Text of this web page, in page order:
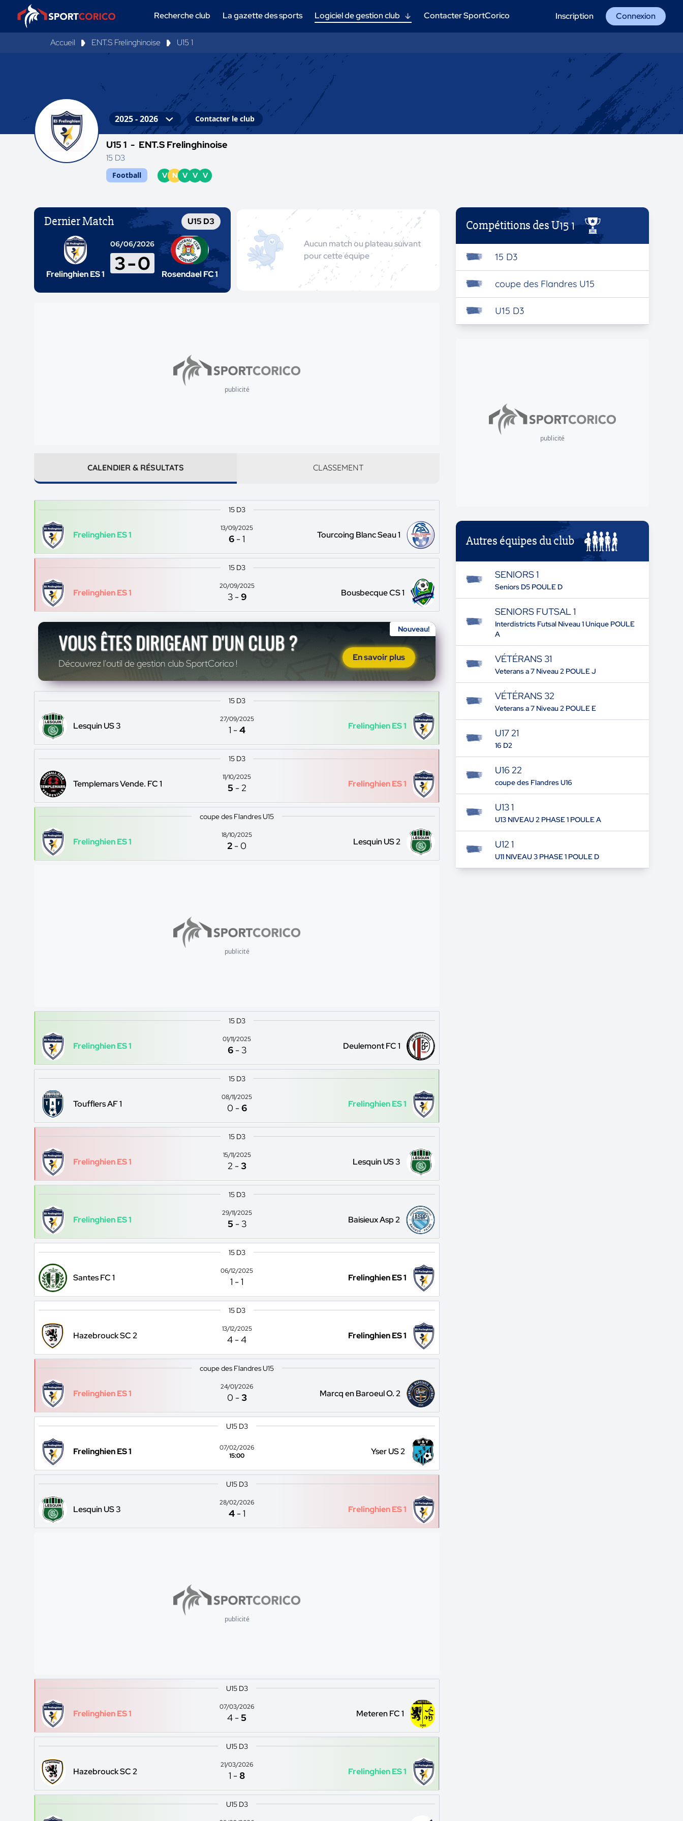
Recherche club La gazette des sports Logiciel de gestion club Contacter SportCorico Inscription Connexion
Accueil ENT.S Frelinghinoise U15 1
Contacter le club
U15 1 - ENT.S Frelinghinoise
15 D3
Football V N V V V
Dernier Match U15 D3
Frelinghien ES 1
06/06/2026
3-0 Rosendael FC 1
Aucun match ou plateau suivant
pour cette équipe
publicité
CALENDIER & RÉSULTATS CLASSEMENT
15 D3
Frelinghien ES 1
13/09/2025
6 -1 Tourcoing Blanc Seau 1
15 D3
Frelinghien ES 1
20/09/2025
3 -9 Bousbecque CS 1
Nouveau!
VOUS ÊTES DIRIGEANT D'UN CLUB ?
Découvrez l'outil de gestion club SportCorico !
En savoir plus
15 D3
Lesquin US 3
27/09/2025
1 -4 Frelinghien ES 1
15 D3
Templemars Vende. FC 1
11/10/2025
5 -2 Frelinghien ES 1
coupe des Flandres U15
Frelinghien ES 1
18/10/2025
2 -0 Lesquin US 2
publicité
15 D3
Frelinghien ES 1
01/11/2025
6 - 3 Deulemont FC 1
15 D3
Toufflers AF 1
08/11/2025
0 -6 Frelinghien ES 1
15 D3
Frelinghien ES 1
15/11/2025
2 -3 Lesquin US 3
15 D3
Frelinghien ES 1
29/11/2025
5 - 3 Baisieux Asp 2
15 D3
Santes FC 1
06/12/2025
1 -1 Frelinghien ES 1
15 D3
Hazebrouck SC 2
13/12/2025
4 -4 Frelinghien ES 1
coupe des Flandres U15
Frelinghien ES 1
24/01/2026
0 -3 Marcq en Baroeul O. 2
U15 D3
Frelinghien ES 1
07/02/2026
15:00
Yser US 2
U15 D3
Lesquin US 3
28/02/2026
4 -1 Frelinghien ES 1
publicité
U15 D3
Frelinghien ES 1
07/03/2026
4 -5 Meteren FC 1
U15 D3
Hazebrouck SC 2
21/03/2026
1 -8 Frelinghien ES 1
U15 D3
Compétitions des U15 1
15 D3
coupe des Flandres U15
U15 D3
publicité
Autres équipes du club
SENIORS 1
Seniors D5 POULE D
SENIORS FUTSAL 1
Interdistricts Futsal Niveau 1 Unique POULE
A
VÉTÉRANS 31
Veterans a 7 Niveau 2 POULE J
VÉTÉRANS 32
Veterans a 7 Niveau 2 POULE E
U17 21
16 D2
U16 22
coupe des Flandres U16
U13 1
U13 NIVEAU 2 PHASE 1 POULE A
U12 1
U11 NIVEAU 3 PHASE 1 POULE D